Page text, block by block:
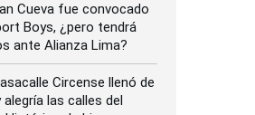
Cueva fue convocado
Boys, ¿pero tendrá
ante Alianza Lima?
Circense llenó de
las calles del